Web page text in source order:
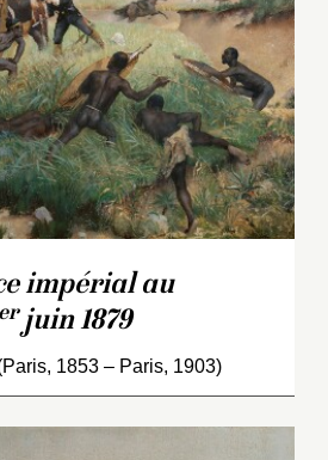
impérial au
juin 1879
1853 – Paris, 1903)